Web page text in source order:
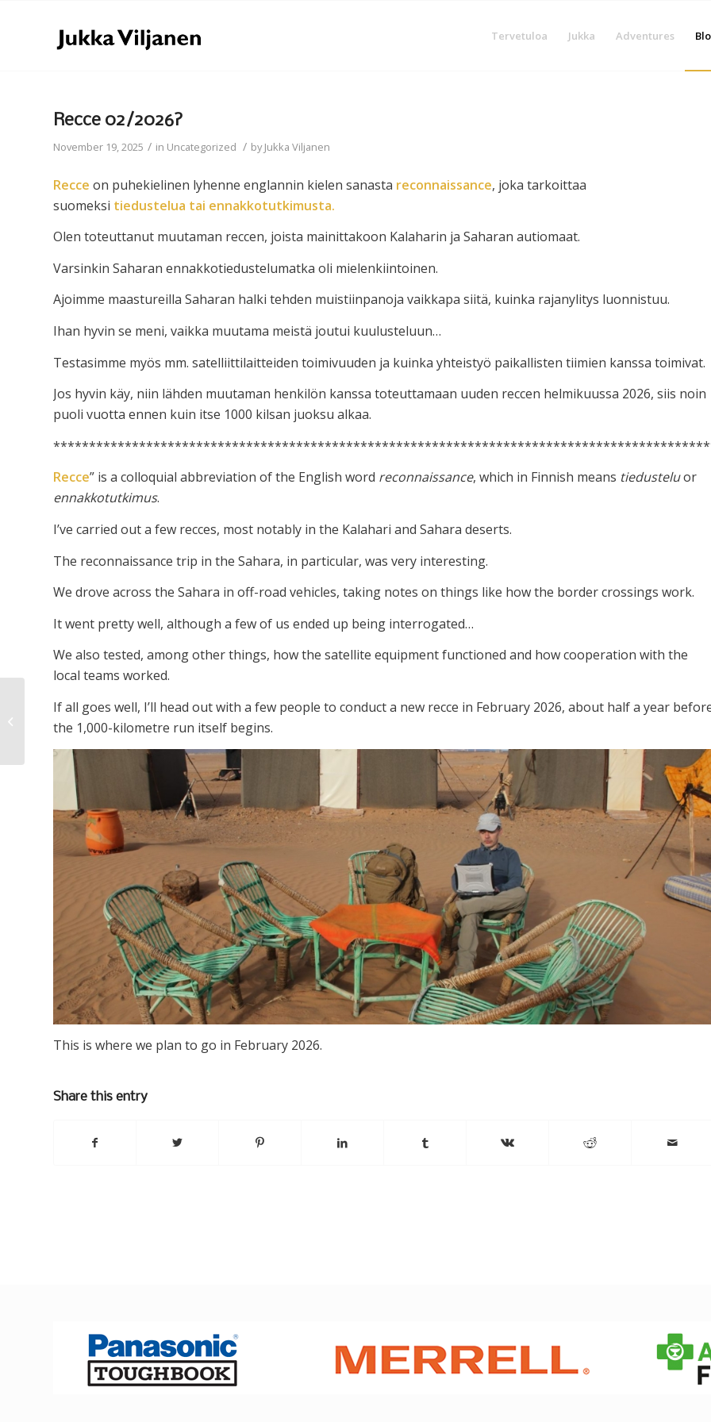
Tervetuloa Jukka Adventures
Recce 02/2026?
November 19, 2025 / in Uncategorized / byJukka Viljanen
Recce on puhekielinen lyhenne englannin kielen sanasta reconnaissance, joka tarkoittaa
suomeksi tiedustelua tai ennakkotutkimusta.
Olen toteuttanut muutaman reccen, joista mainittakoon Kalaharin ja Saharan autiomaat.
Varsinkin Saharan ennakkotiedustelumatka oli mielenkiintoinen.
Ajoimme maastureilla Saharan halki tehden muistiinpanoja vaikkapa siitä, kuinka rajanylitys luonnistuu.
Ihan hyvin se meni, vaikka muutama meistä joutui kuulusteluun…
Testasimme myös mm. satelliittilaitteiden toimivuuden ja kuinka yhteistyö paikallisten tiimien kanssa toimivat.
Jos hyvin käy, niin lähden muutaman henkilön kanssa toteuttamaan uuden reccen helmikuussa 2026, siis noin
puoli vuotta ennen kuin itse 1000 kilsan juoksu alkaa.
Recce” is a colloquial abbreviation of the English word reconnaissance, which in Finnish means tiedusteluor
ennakkotutkimus.
I’ve carried out a few recces, most notably in the Kalahari and Sahara deserts.
The reconnaissance trip in the Sahara, in particular, was very interesting.
We drove across the Sahara in off-road vehicles, taking notes on things like how the border crossings work.
It went pretty well, although a few of us ended up being interrogated…
We also tested, among other things, how the satellite equipment functioned and how cooperation with the
local teams worked.
If all goes well, I’ll head out with a few people to conduct a new recce in February 2026, about half a year
the 1,000-kilometre run itself begins.
This is where we plan to go in February 2026.
Share this entry
Ensimmäinen askel / The first step